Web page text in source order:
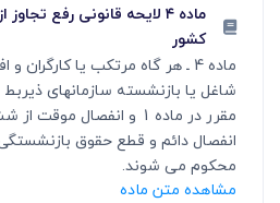
ماده ۴ لایحه قانونی رفع
کشور
ماده 4 ـ هر گاه مرتکب یا
شاغل یا بازنشسته سازمانهای
مقرر در ماده 1 و انفصال
انفصال دائم و قطع حقوق
محکوم می شوند.
مشاهده متن ماده